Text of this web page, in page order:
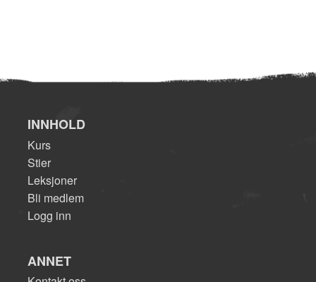
INNHOLD
Kurs
Stier
Leksjoner
Bli medlem
Logg inn
ANNET